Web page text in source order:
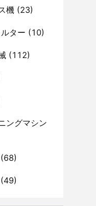
機 (23)
ター (10)
(112)
ングマシン
(68)
(49)